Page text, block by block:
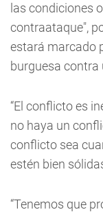
las condiciones
contraataque",
estará marcado
burguesa contra
“El conflicto es
no haya un
conflicto sea
estén bien
“Tenemos que